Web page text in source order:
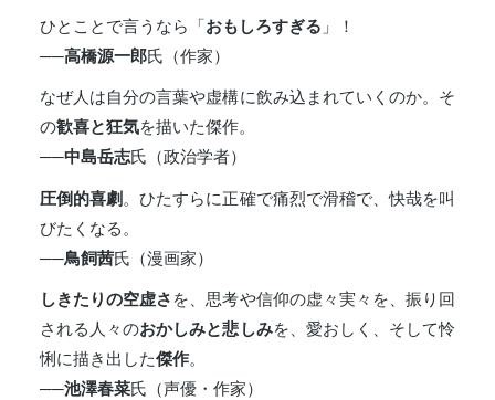
ひとことで言うなら「おもしろすぎる 」！
──高橋源一郎氏（作家）
なぜ人は自分の言葉や虚構に飲み込まれていくのか。そ
の歓喜と狂気を描いた傑作。
──中島岳志氏（政治学者）
圧倒的喜劇 。ひたすらに正確で痛烈で滑稽で、快哉を叫
びたくなる。
──鳥飼茜氏（漫画家）
しきたりの空虚さ を、思考や信仰の虚々実々を、振り回
される人々のおかしみと悲しみを、愛おしく、そして怜
悧に描き出した傑作。
──池澤春菜氏（声優・作家）